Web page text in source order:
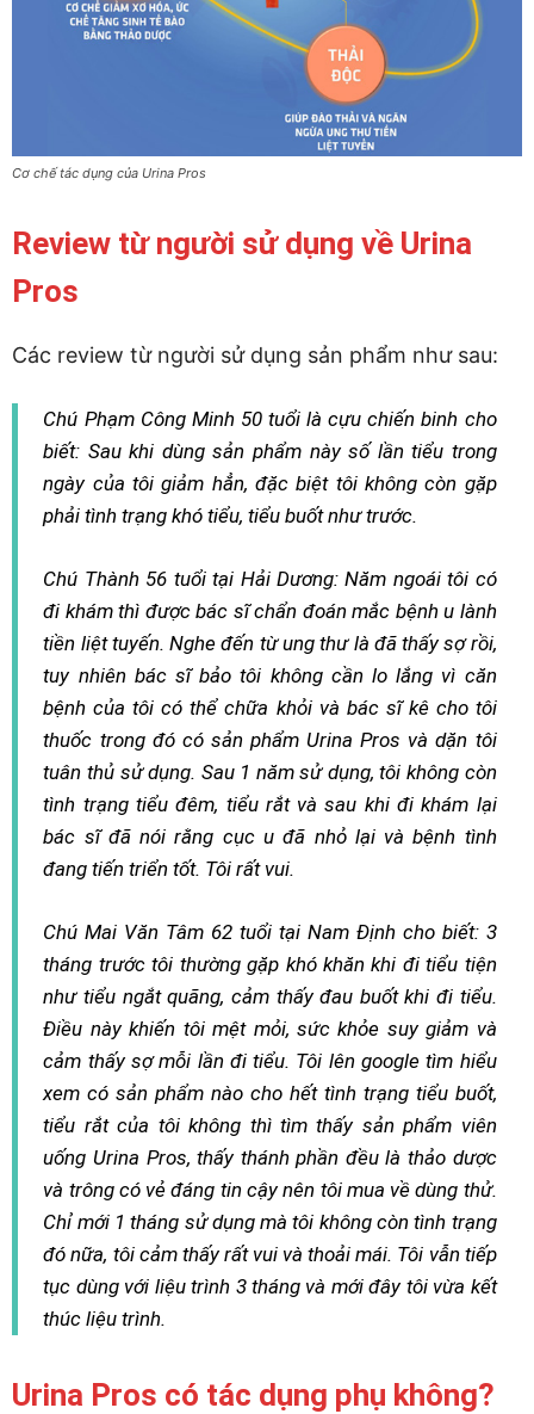
Cơ chế tác dụng của Urina Pros
Review từ người sử dụng về Urina
Pros
Các review từ người sử dụng sản phẩm như sau:
Chú Phạm Công Minh 50 tuổi là cựu chiến binh cho
biết: Sau khi dùng sản phẩm này số lần tiểu trong
ngày của tôi giảm hẳn, đặc biệt tôi không còn gặp
phải tình trạng khó tiểu, tiểu buốt như trước.
Chú Thành 56 tuổi tại Hải Dương: Năm ngoái tôi có
đi khám thì được bác sĩ chẩn đoán mắc bệnh u lành
tiền liệt tuyến. Nghe đến từ ung thư là đã thấy sợ rồi,
tuy nhiên bác sĩ bảo tôi không cần lo lắng vì căn
bệnh của tôi có thể chữa khỏi và bác sĩ kê cho tôi
thuốc trong đó có sản phẩm Urina Pros và dặn tôi
tuân thủ sử dụng. Sau 1 năm sử dụng, tôi không còn
tình trạng tiểu đêm, tiểu rắt và sau khi đi khám lại
bác sĩ đã nói rằng cục u đã nhỏ lại và bệnh tình
đang tiến triển tốt. Tôi rất vui.
Chú Mai Văn Tâm 62 tuổi tại Nam Định cho biết: 3
tháng trước tôi thường gặp khó khăn khi đi tiểu tiện
như tiểu ngắt quãng, cảm thấy đau buốt khi đi tiểu.
Điều này khiến tôi mệt mỏi, sức khỏe suy giảm và
cảm thấy sợ mỗi lần đi tiểu. Tôi lên google tìm hiểu
xem có sản phẩm nào cho hết tình trạng tiểu buốt,
tiểu rắt của tôi không thì tìm thấy sản phẩm viên
uống Urina Pros, thấy thánh phần đều là thảo dược
và trông có vẻ đáng tin cậy nên tôi mua về dùng thử.
Chỉ mới 1 tháng sử dụng mà tôi không còn tình trạng
đó nữa, tôi cảm thấy rất vui và thoải mái. Tôi vẫn tiếp
tục dùng với liệu trình 3 tháng và mới đây tôi vừa kết
thúc liệu trình.
Urina Pros có tác dụng phụ không?